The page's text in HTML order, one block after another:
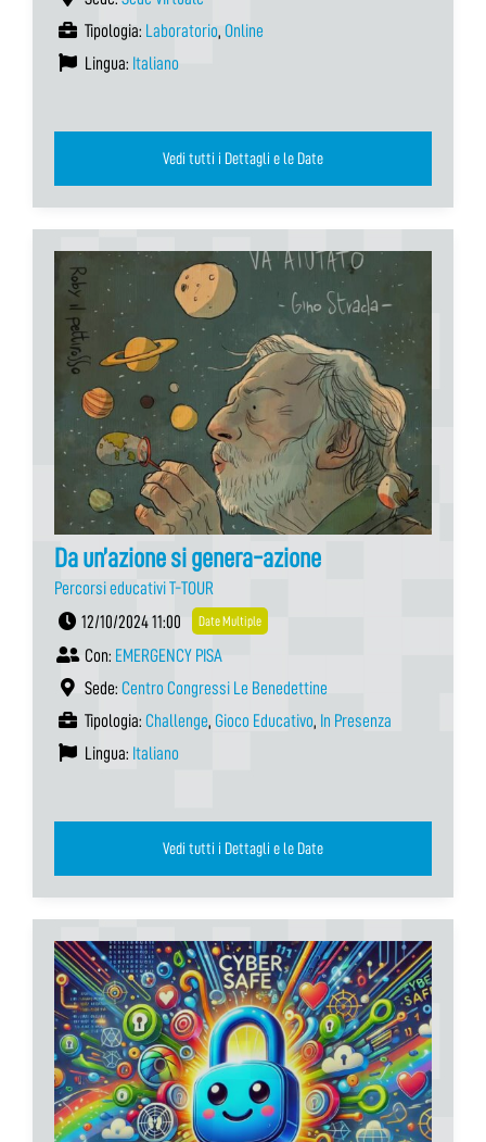
Tipologia: Laboratorio, Online
Lingua: Italiano
Vedi tutti i Dettagli e le Date
Da un’azione si genera-azione
Percorsi educativi T-TOUR
12/10/2024 11:00
Date Multiple
Con: EMERGENCY PISA
Sede: Centro Congressi Le Benedettine
Tipologia: Challenge, Gioco Educativo, In Presenza
Lingua: Italiano
Vedi tutti i Dettagli e le Date